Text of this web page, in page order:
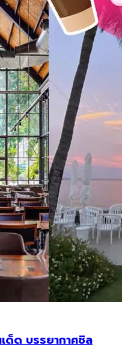
ด็ด บรรยากาศชิล